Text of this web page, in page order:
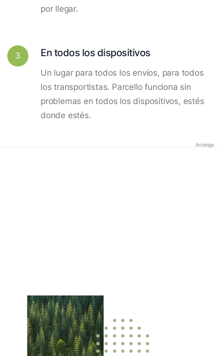
por llegar.
3 En todos los dispositivos
Un lugar para todos los envíos, para todos
los transportistas. Parcello funciona sin
problemas en todos los dispositivos, estés
donde estés.
Anzeige